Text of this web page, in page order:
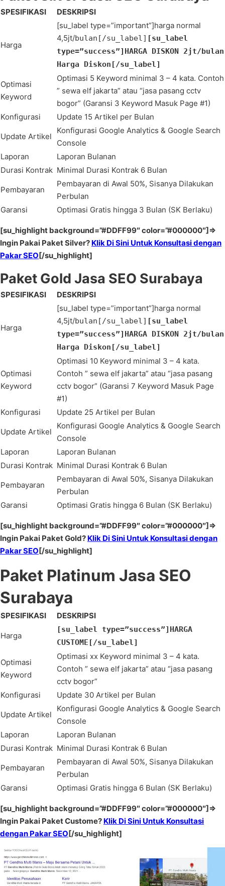
SPESIFIKASI DESKRIPSI
Harga
[su_label type=”important”]harga normal
4,5jt/bulan [/su_label] [su_label
type=”success”]HARGA DISKON 2jt/bulan
Harga Diskon[/su_label]
Optimasi
Keyword
Optimasi 5 Keyword minimal 3 – 4 kata. Contoh
” sewa elf jakarta” atau “jasa pasang cctv
bogor” (Garansi 3 Keyword Masuk Page #1)
Konfigurasi
Update 15 Artikel per Bulan
Update Artikel
Konfigurasi Google Analytics & Google Search
Console
Laporan
Laporan Bulanan
Durasi Kontrak Minimal Durasi Kontrak 6 Bulan
Pembayaran
Pembayaran di Awal 50%, Sisanya Dilakukan
Perbulan
Garansi
Optimasi Gratis hingga 3 Bulan (SK Berlaku)
[su_highlight background=”#DDFF99″ color=”#000000″]=>
Ingin Pakai Paket Silver? Klik Di Sini Untuk Konsultasi dengan
Pakar SEO[/su_highlight]
Paket Gold Jasa SEO Surabaya
SPESIFIKASI DESKRIPSI
Harga
[su_label type=”important”]harga normal
4,5jt/bulan [/su_label] [su_label
type=”success”]HARGA DISKON 2jt/bulan
Harga Diskon[/su_label]
Optimasi
Keyword
Optimasi 10 Keyword minimal 3 – 4 kata.
Contoh ” sewa elf jakarta” atau “jasa pasang
cctv bogor” (Garansi 7 Keyword Masuk Page
#1)
Konfigurasi
Update 25 Artikel per Bulan
Update Artikel
Konfigurasi Google Analytics & Google Search
Console
Laporan
Laporan Bulanan
Durasi Kontrak Minimal Durasi Kontrak 6 Bulan
Pembayaran
Pembayaran di Awal 50%, Sisanya Dilakukan
Perbulan
Garansi
Optimasi Gratis hingga 6 Bulan (SK Berlaku)
[su_highlight background=”#DDFF99″ color=”#000000″]=>
Ingin Pakai Paket Gold? Klik Di Sini Untuk Konsultasi dengan
Pakar SEO[/su_highlight]
Paket Platinum Jasa SEO
Surabaya
SPESIFIKASI DESKRIPSI
Harga
[su_label type=”success”]HARGA
CUSTOME[/su_label]
Optimasi
Keyword
Optimasi xx Keyword minimal 3 – 4 kata.
Contoh ” sewa elf jakarta” atau “jasa pasang
cctv bogor”
Konfigurasi
Update 30 Artikel per Bulan
Update Artikel
Konfigurasi Google Analytics & Google Search
Console
Laporan
Laporan Bulanan
Durasi Kontrak Minimal Durasi Kontrak 6 Bulan
Pembayaran
Pembayaran di Awal 50%, Sisanya Dilakukan
Perbulan
Garansi
Optimasi Gratis hingga 6 Bulan (SK Berlaku)
[su_highlight background=”#DDFF99″ color=”#000000″]=>
Ingin Pakai Paket Custome? Klik Di Sini Untuk Konsultasi
dengan Pakar SEO[/su_highlight]